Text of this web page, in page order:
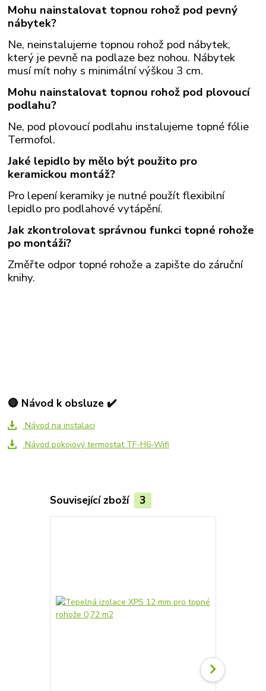
Mohu nainstalovat topnou rohož pod pevný
nábytek?
Ne, neinstalujeme topnou rohož pod nábytek,
který je pevně na podlaze bez nohou. Nábytek
musí mít nohy s minimální výškou 3 cm.
Mohu nainstalovat topnou rohož pod plovoucí
podlahu?
Ne, pod plovoucí podlahu instalujeme topné fólie
Termofol.
Jaké lepidlo by mělo být použito pro
keramickou montáž?
Pro lepení keramiky je nutné použít flexibilní
lepidlo pro podlahové vytápění.
Jak zkontrolovat správnou funkci topné rohože
po montáži?
Změřte odpor topné rohože a zapište do záruční
knihy.
🔴 Návod k obsluze ✔️
Návod na instalaci
Návod pokojový termostat TF-H6-Wifi
Související zboží 3